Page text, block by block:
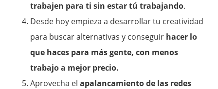
trabajen para ti sin estar tú trabajando.
Desde hoy empieza a desarrollar tu creatividad
para buscar alternativas y conseguir hacer lo
que haces para más gente, con menos
trabajo a mejor precio.
Aprovecha el apalancamiento de las redes